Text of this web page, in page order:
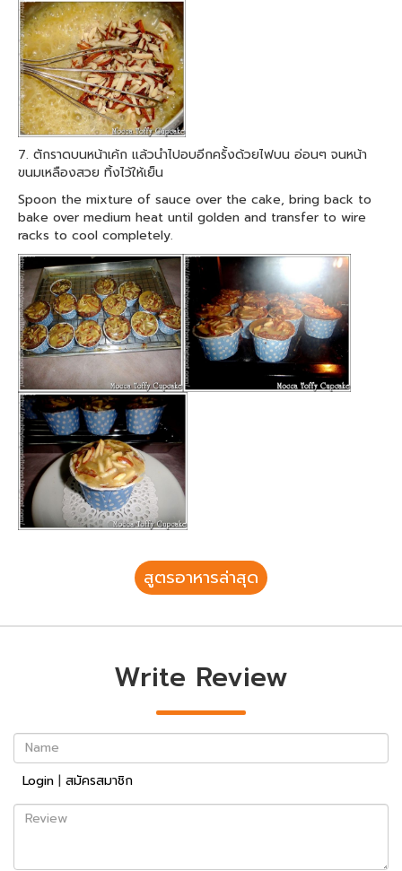
7. ตักราดบนหน้าเค้ก แล้วนำไปอบอีกครั้งด้วยไฟบน อ่อนๆ จนหน้า
ขนมเหลืองสวย ทิ้งไว้ให้เย็น
Spoon the mixture of sauce over the cake, bring back to
bake over medium heat until golden and transfer to wire
racks to cool completely.
สูตรอาหารล่าสุด
Write Review
Name
Login | สมัครสมาชิก
Review